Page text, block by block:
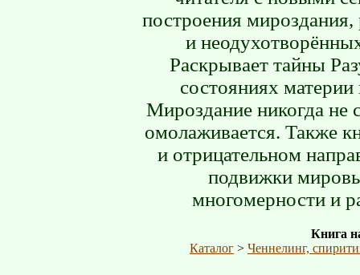
построения
и
Раскрывает тайны
состояниях
Мироздание никогда не
омолаживается. Также
и отрицательном
подвижки
многомерности и
Книга
Каталог > Ченнелинг,